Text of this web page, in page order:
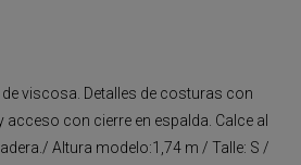
viscosa. Detalles de costuras con
con cierre en espalda. Calce al
Altura modelo:1,74 m / Talle: S /